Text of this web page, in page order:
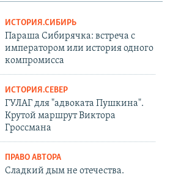
ИСТОРИЯ.СИБИРЬ
Параша Сибирячка: встреча с
императором или история одного
компромисса
ИСТОРИЯ.СЕВЕР
ГУЛАГ для "адвоката Пушкина".
Крутой маршрут Виктора
Гроссмана
ПРАВО АВТОРА
Сладкий дым не отечества.